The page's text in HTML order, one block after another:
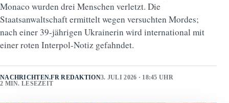
Monaco wurden drei Menschen verletzt. Die
Staatsanwaltschaft ermittelt wegen versuchten Mordes;
nach einer 39-jährigen Ukrainerin wird international mit
einer roten Interpol-Notiz gefahndet.
NACHRICHTEN.FR REDAKTION3. JULI 2026 · 18:45 UHR
2 MIN. LESEZEIT